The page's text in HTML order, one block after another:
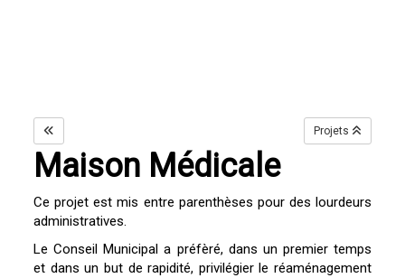
Projets
Maison Médicale
Ce projet est mis entre parenthèses pour des lourdeurs
administratives.
Le Conseil Municipal a préfèré, dans un premier temps
et dans un but de rapidité, privilégier le réaménagement